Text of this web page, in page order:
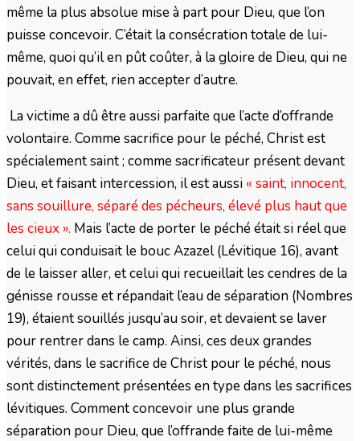
même la plus absolue mise à part pour Dieu, que l’on
puisse concevoir. C’était la consécration totale de lui-
même, quoi qu’il en pût coûter, à la gloire de Dieu, qui ne
pouvait, en effet, rien accepter d’autre.
La victime a dû être aussi parfaite que l’acte d’offrande
volontaire. Comme sacrifice pour le péché, Christ est
spécialement saint ; comme sacrificateur présent devant
Dieu, et faisant intercession, il est aussi « saint, innocent,
sans souillure, séparé des pécheurs, élevé plus haut que
les cieux ». Mais l’acte de porter le péché était si réel que
celui qui conduisait le bouc Azazel (Lévitique 16), avant
de le laisser aller, et celui qui recueillait les cendres de la
génisse rousse et répandait l’eau de séparation (Nombres
19), étaient souillés jusqu’au soir, et devaient se laver
pour rentrer dans le camp. Ainsi, ces deux grandes
vérités, dans le sacrifice de Christ pour le péché, nous
sont distinctement présentées en type dans les sacrifices
lévitiques. Comment concevoir une plus grande
séparation pour Dieu, que l’offrande faite de lui-même